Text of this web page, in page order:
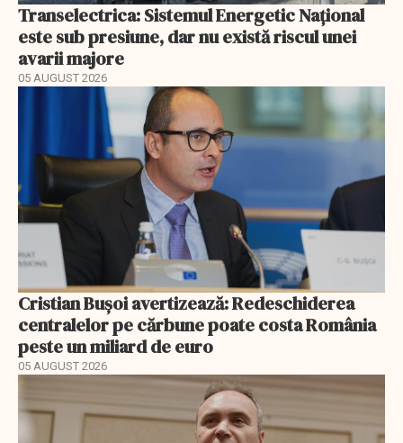
Transelectrica: Sistemul Energetic Național
este sub presiune, dar nu există riscul unei
avarii majore
05 AUGUST 2026
Cristian Bușoi avertizează: Redeschiderea
centralelor pe cărbune poate costa România
peste un miliard de euro
05 AUGUST 2026